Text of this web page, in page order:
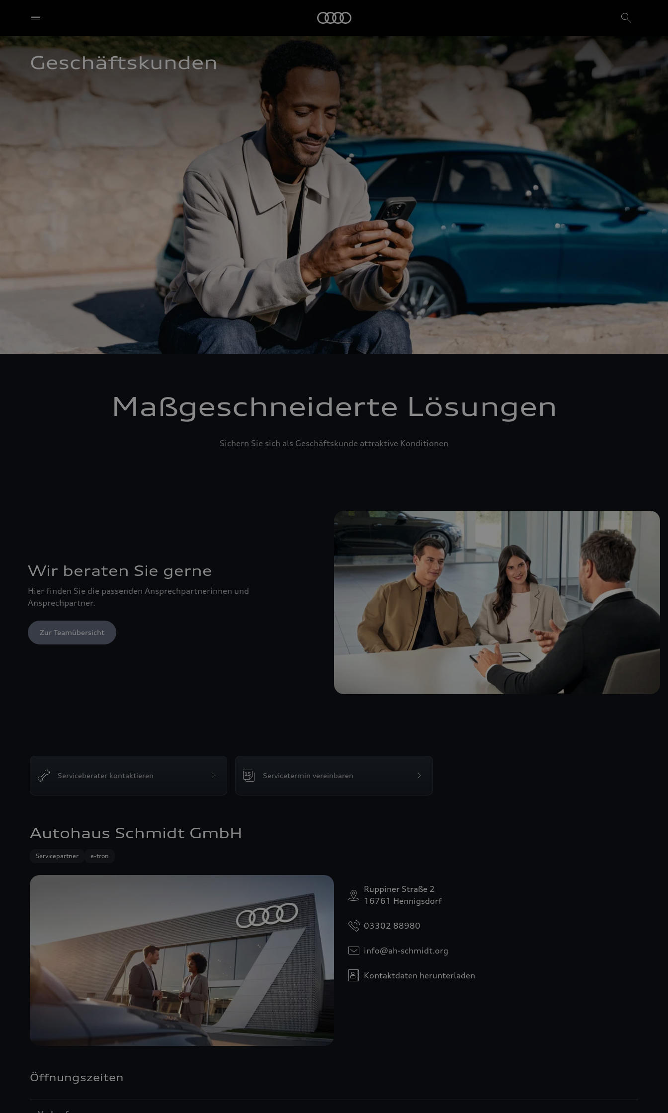
Geschäftskunden
Maßgeschneiderte Lösungen
Sichern Sie sich als Geschäftskunde attraktive Konditionen
Wir beraten Sie gerne
Hier finden Sie die passenden Ansprechpartnerinnen und
Ansprechpartner.
Zur Teamübersicht
Serviceberater kontaktieren Servicetermin vereinbaren
Autohaus Schmidt GmbH
Servicepartner e-tron
Ruppiner Straße 2
16761 Hennigsdorf
03302 88980
info@ah-schmidt.org
Kontaktdaten herunterladen
Öffnungszeiten